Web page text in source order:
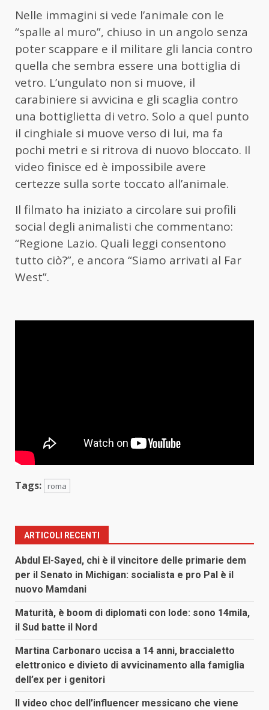
Nelle immagini si vede l’animale con le
“spalle al muro”, chiuso in un angolo senza
poter scappare e il militare gli lancia contro
quella che sembra essere una bottiglia di
vetro. L’ungulato non si muove, il
carabiniere si avvicina e gli scaglia contro
una bottiglietta di vetro. Solo a quel punto
il cinghiale si muove verso di lui, ma fa
pochi metri e si ritrova di nuovo bloccato. Il
video finisce ed è impossibile avere
certezze sulla sorte toccato all’animale.
Il filmato ha iniziato a circolare sui profili
social degli animalisti che commentano:
“Regione Lazio. Quali leggi consentono
tutto ciò?”, e ancora “Siamo arrivati al Far
West”.
Tags: roma
ARTICOLI RECENTI
Abdul El-Sayed, chi è il vincitore delle primarie dem
per il Senato in Michigan: socialista e pro Pal è il
nuovo Mamdani
Maturità, è boom di diplomati con lode: sono 14mila,
il Sud batte il Nord
Martina Carbonaro uccisa a 14 anni, braccialetto
elettronico e divieto di avvicinamento alla famiglia
dell’ex per i genitori
Il video choc dell’influencer messicano che viene